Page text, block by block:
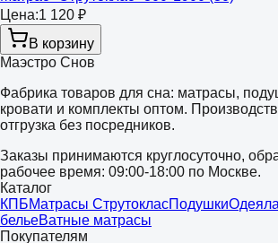
Цена:1 120 ₽
В корзину
Маэстро Снов
Фабрика товаров для сна: матрасы,
кровати и комплекты оптом.
отгрузка без посредников.
Заказы принимаются круглосуточно,
рабочее время: 09:00-18:00 по Москве.
Каталог
КПБМатрасы СтрутокласПодушкиОдеяла
бельеВатные матрасы
Покупателям